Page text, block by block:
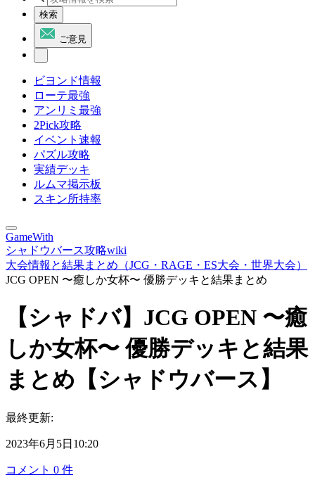
検索
ご意見
ビヨンド情報
ローテ最強
アンリミ最強
2Pick攻略
イベント速報
パズル攻略
実績デッキ
ルムマ掲示板
スキン所持率
GameWith
シャドウバース攻略wiki
大会情報と結果まとめ（JCG・RAGE・ES大会・世界大会）
JCG OPEN 〜癒しか女杯〜 優勝デッキと結果まとめ
【シャドバ】JCG OPEN 〜癒
しか女杯〜 優勝デッキと結果
まとめ【シャドウバース】
最終更新:
2023年6月5日10:20
コメント 0 件